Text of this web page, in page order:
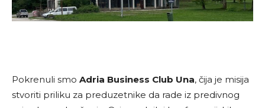
Pokrenuli smo Adria Business Club Una, čija je misija
stvoriti priliku za preduzetnike da rade iz predivnog